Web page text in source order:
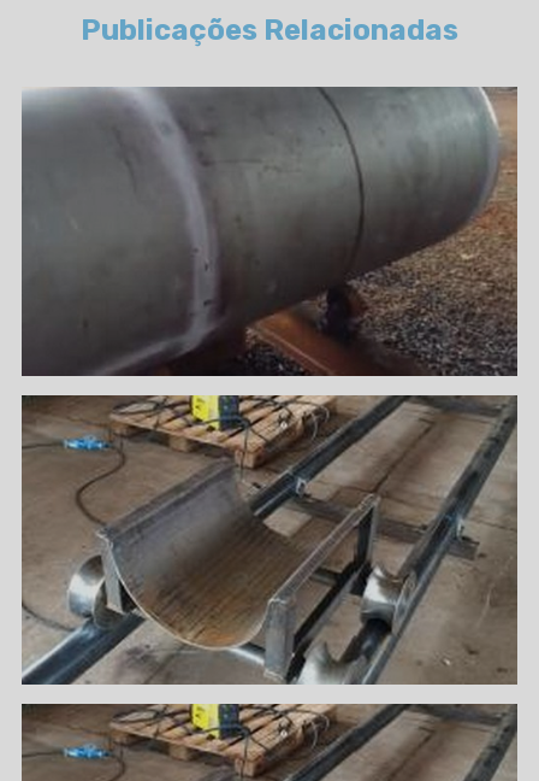
Publicações Relacionadas